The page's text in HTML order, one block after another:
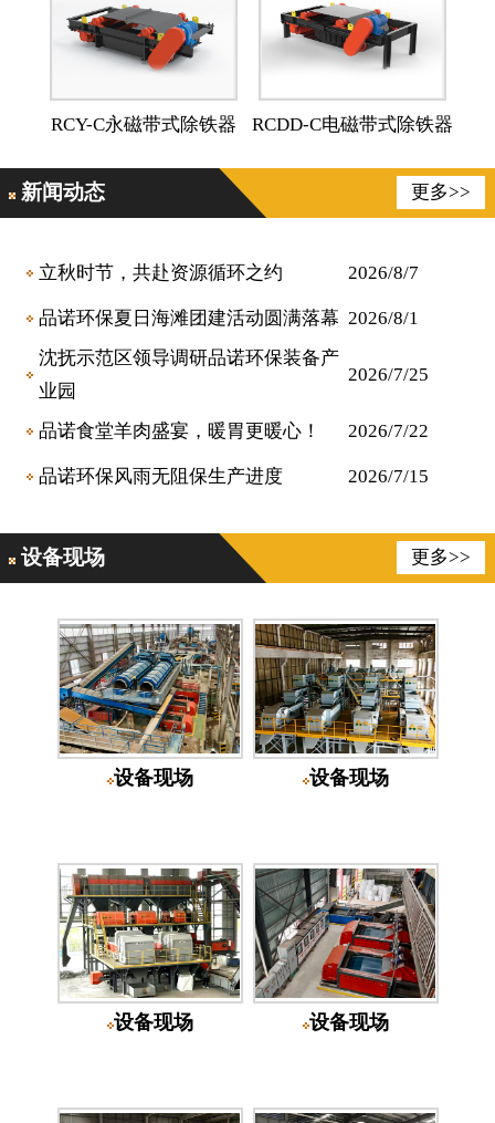
RCY-C永磁带式除铁器 RCDD-C电磁带式除铁器
新闻动态 更多>>
立秋时节，共赴资源循环之约 2026/8/7
品诺环保夏日海滩团建活动圆满落幕 2026/8/1
沈抚示范区领导调研品诺环保装备产
业园
2026/7/25
品诺食堂羊肉盛宴，暖胃更暖心！ 2026/7/22
品诺环保风雨无阻保生产进度 2026/7/15
设备现场 更多>>
设备现场 设备现场
设备现场 设备现场